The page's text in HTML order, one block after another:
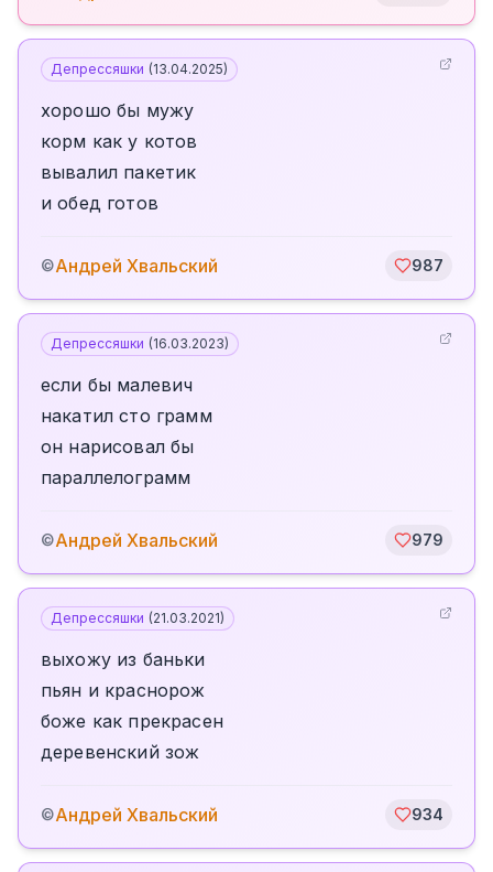
Депрессяшки (13.04.2025)
хорошо бы мужу
корм как у котов
вывалил пакетик
и обед готов
©Андрей Хвальский 987
Депрессяшки (16.03.2023)
если бы малевич
накатил сто грамм
он нарисовал бы
параллелограмм
©Андрей Хвальский 979
Депрессяшки (21.03.2021)
выхожу из баньки
пьян и краснорож
боже как прекрасен
деревенский зож
©Андрей Хвальский 934